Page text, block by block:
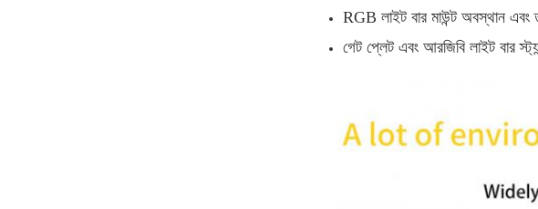
RGB লাইট বার মাউন্ট অবস্থান এবং
গেট প্লেট এবং আরজিবি লাইট বার